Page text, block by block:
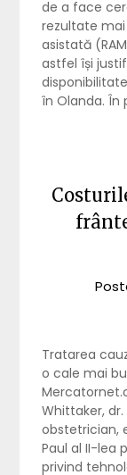
de a face
rezultate
asistată
astfel își
în Olanda. În
Tratarea
o cale mai
Whittaker,
obstetrician,
Paul al II-lea
privind